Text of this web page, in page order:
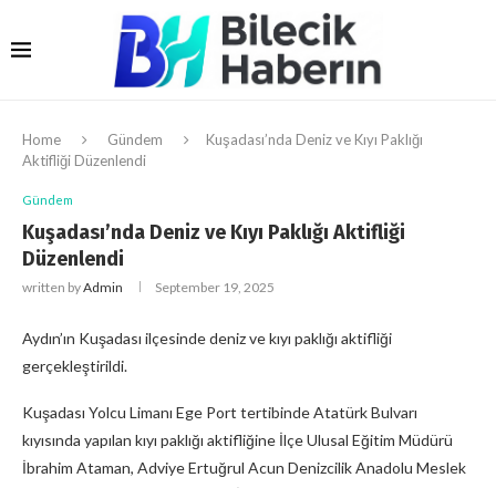
Home Gündem
Kuşadası’nda Deniz ve Kıyı Paklığı
Aktifliği Düzenlendi
Gündem
Kuşadası’nda Deniz ve Kıyı Paklığı Aktifliği
Düzenlendi
written byAdmin September 19, 2025
Aydın’ın Kuşadası ilçesinde deniz ve kıyı paklığı aktifliği
gerçekleştirildi.
Kuşadası Yolcu Limanı Ege Port tertibinde Atatürk Bulvarı
kıyısında yapılan kıyı paklığı aktifliğine İlçe Ulusal Eğitim Müdürü
İbrahim Ataman, Adviye Ertuğrul Acun Denizcilik Anadolu Meslek